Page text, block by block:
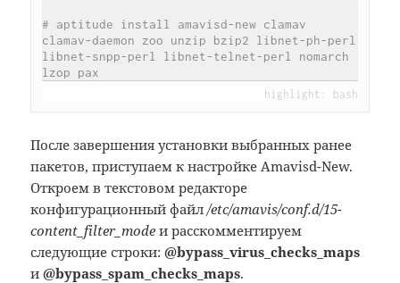
# aptitude install amavisd-new clamav
clamav-daemon zoo unzip bzip2 libnet-ph-perl
libnet-snpp-perl libnet-telnet-perl nomarch
lzop pax
После завершения установки выбранных ранее
пакетов, приступаем к настройке Amavisd-New.
Откроем в текстовом редакторе
конфигурационный файл/etc/amavis/conf.d/15-
content_filter_mode и расcкомментируем
следующие строки:@bypass_virus_checks_maps
и@bypass_spam_checks_maps.